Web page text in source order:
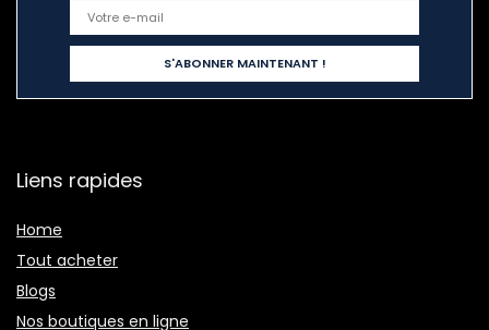
Liens rapides
Home
Tout acheter
Blogs
Nos boutiques en ligne